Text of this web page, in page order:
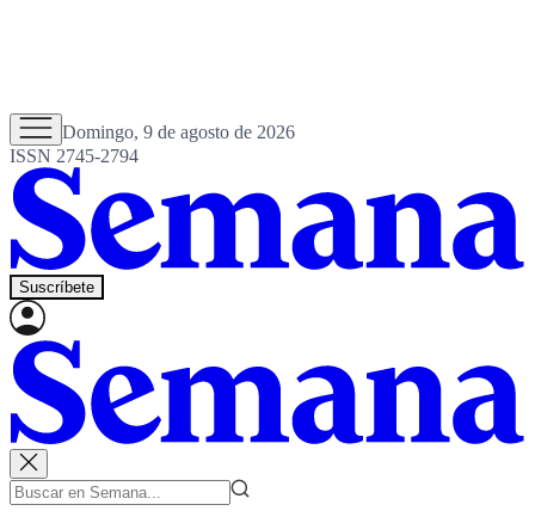
Domingo, 9 de agosto de 2026
ISSN 2745-2794
Suscríbete